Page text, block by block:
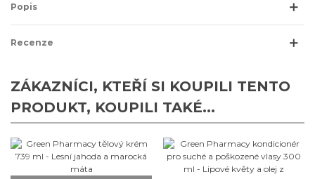
Popis
Recenze
ZÁKAZNÍCI, KTEŘÍ SI KOUPILI TENTO
PRODUKT, KOUPILI TAKÉ...